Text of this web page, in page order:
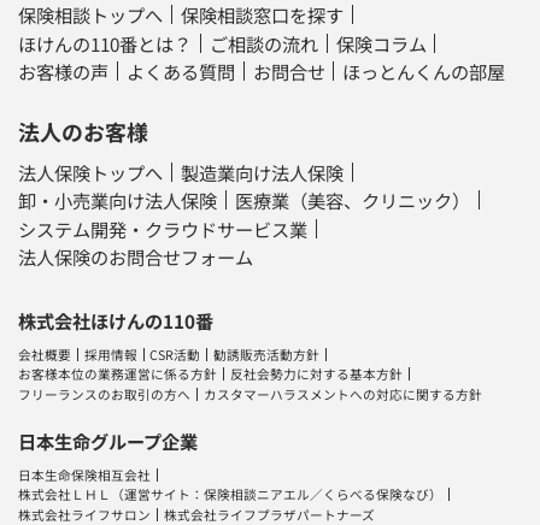
保険相談トップへ
保険相談窓口を探す
ほけんの110番とは？
ご相談の流れ
保険コラム
お客様の声
よくある質問 お問合せ ほっとんくんの部屋
法人のお客様
法人保険トップへ
製造業向け法人保険
卸・小売業向け法人保険
医療業（美容、クリニック）
システム開発・クラウドサービス業
法人保険のお問合せフォーム
株式会社ほけんの110番
会社概要 採用情報 CSR活動
勧誘販売活動方針
お客様本位の業務運営に係る方針
反社会勢力に対する基本方針
フリーランスのお取引の方へ
カスタマーハラスメントへの対応に関する方針
日本生命グループ企業
日本生命保険相互会社
株式会社ＬＨＬ （運営サイト：保険相談ニアエル／ くらべる保険なび）
株式会社ライフサロン
株式会社ライフプラザパートナーズ